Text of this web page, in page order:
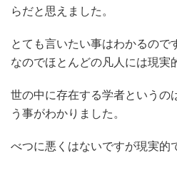
らだと思えました。
とても言いたい事はわかるので
なのでほとんどの凡人には現実
世の中に存在する学者というの
う事がわかりました。
べつに悪くはないですが現実的